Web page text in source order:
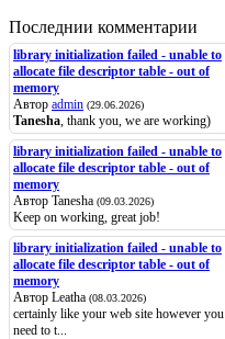
Последнии комментарии
library initialization failed - unable to
allocate file descriptor table - out of
memory
Автор admin (29.06.2026)
Tanesha , thank you, we are working)
library initialization failed - unable to
allocate file descriptor table - out of
memory
Автор Tanesha (09.03.2026)
Keep on working, great job!
library initialization failed - unable to
allocate file descriptor table - out of
memory
Автор Leatha (08.03.2026)
certainly like your web site however you
need to t...